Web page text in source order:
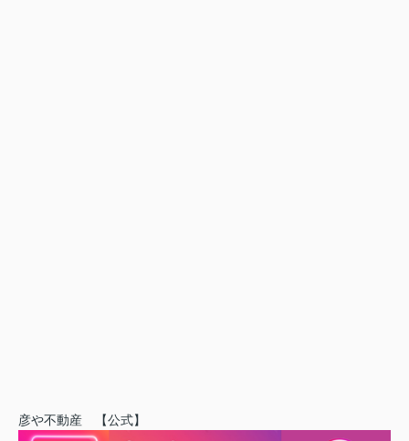
彦や不動産 【公式】